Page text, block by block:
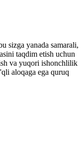
sizga yanada samarali,
taqdim etish uchun
va yuqori ishonchlilik
aloqaga ega quruq